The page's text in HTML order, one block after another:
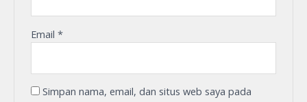
Email*
Simpan nama, email, dan situs web saya pada